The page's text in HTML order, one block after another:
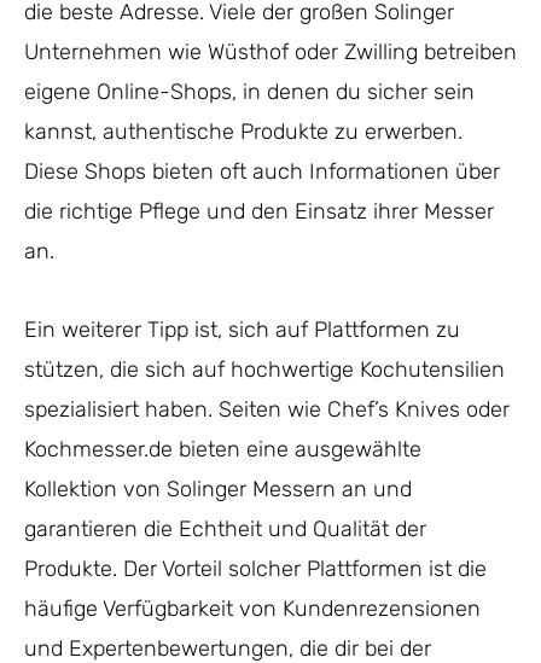
die beste Adresse. Viele der großen Solinger
Unternehmen wie Wüsthof oder Zwilling betreiben
eigene Online-Shops, in denen du sicher sein
kannst, authentische Produkte zu erwerben.
Diese Shops bieten oft auch Informationen über
die richtige Pflege und den Einsatz ihrer Messer
an.
Ein weiterer Tipp ist, sich auf Plattformen zu
stützen, die sich auf hochwertige Kochutensilien
spezialisiert haben. Seiten wie Chef’s Knives oder
Kochmesser.de bieten eine ausgewählte
Kollektion von Solinger Messern an und
garantieren die Echtheit und Qualität der
Produkte. Der Vorteil solcher Plattformen ist die
häufige Verfügbarkeit von Kundenrezensionen
und Expertenbewertungen, die dir bei der